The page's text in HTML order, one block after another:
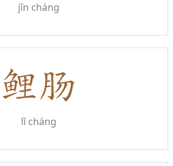
jǐn cháng
lǐ cháng